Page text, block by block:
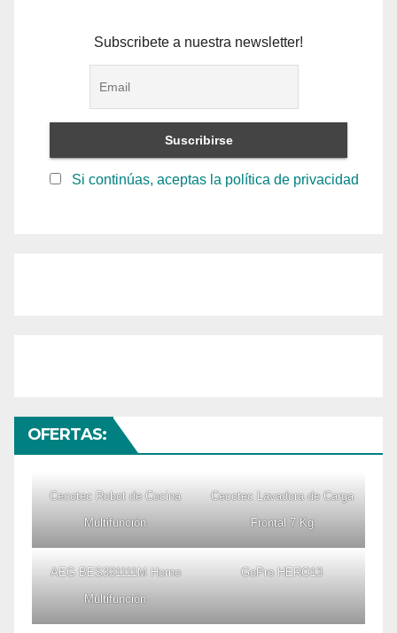
Subscribete a nuestra newsletter!
Si continúas, aceptas la política de privacidad
OFERTAS:
Cecotec Robot de Cocina
Multifunción
Cecotec Lavadora de Carga
Frontal 7 Kg
AEG BES331111M Horno
Multifunción
GoPro HERO13